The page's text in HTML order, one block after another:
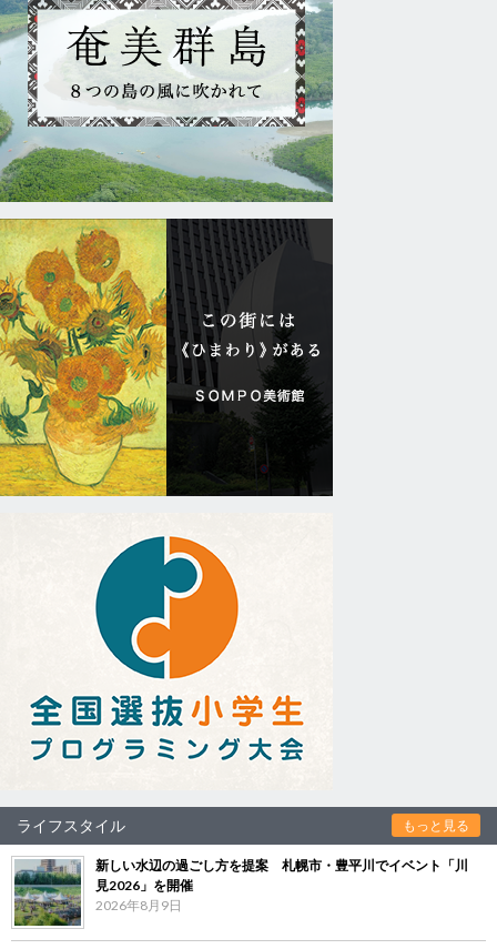
ライフスタイル もっと見る
新しい水辺の過ごし方を提案 札幌市・豊平川でイベント「川
見2026」を開催
2026年8月9日